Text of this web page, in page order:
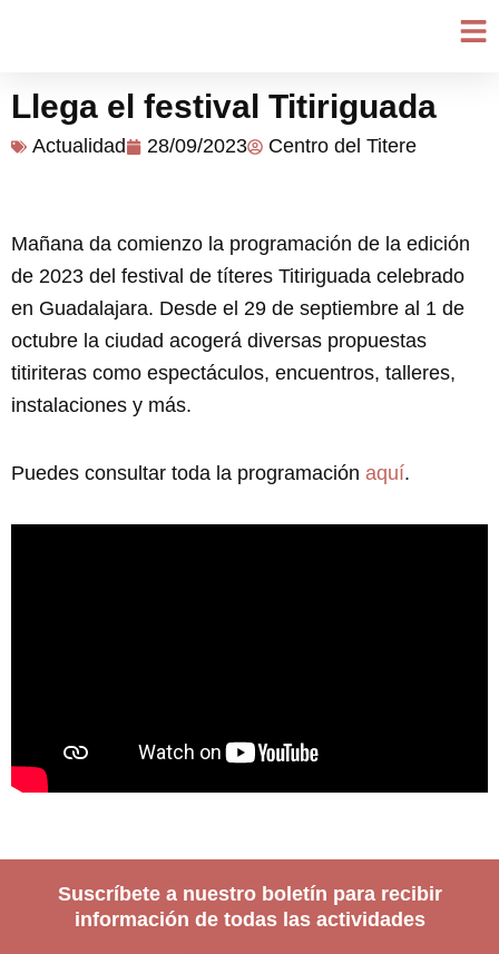
Llega el festival Titiriguada
Actualidad 28/09/2023 Centro del Titere
Mañana da comienzo la programación de la edición
de 2023 del festival de títeres Titiriguada celebrado
en Guadalajara. Desde el 29 de septiembre al 1 de
octubre la ciudad acogerá diversas propuestas
titiriteras como espectáculos, encuentros, talleres,
instalaciones y más.
Puedes consultar toda la programación aquí.
Suscríbete a nuestro boletín para recibir
información de todas las actividades